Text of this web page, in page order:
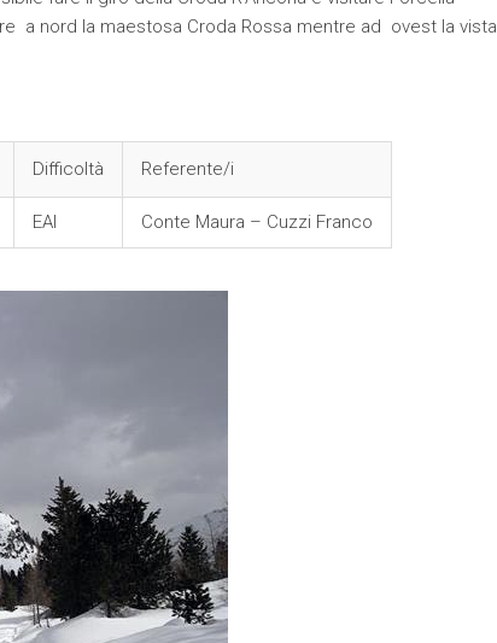
a nord la maestosa Croda Rossa mentre ad ovest la vista
Difficoltà Referente/i
EAI Conte Maura – Cuzzi Franco